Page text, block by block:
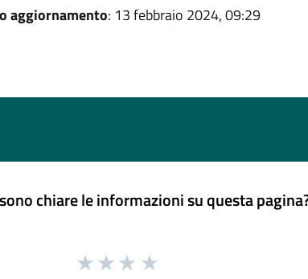
aggiornamento: 13 febbraio 2024, 09:29
chiare le informazioni su questa